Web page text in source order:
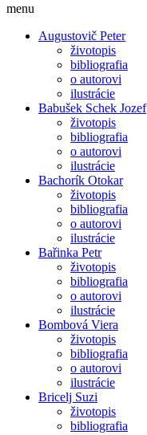
menu
Augustovič Peter
životopis
bibliografia
o autorovi
ilustrácie
Babušek Schek Jozef
životopis
bibliografia
o autorovi
ilustrácie
Bachorík Otokar
životopis
bibliografia
o autorovi
ilustrácie
Bařinka Petr
životopis
bibliografia
o autorovi
ilustrácie
Bombová Viera
životopis
bibliografia
o autorovi
ilustrácie
Bricelj Suzi
životopis
bibliografia